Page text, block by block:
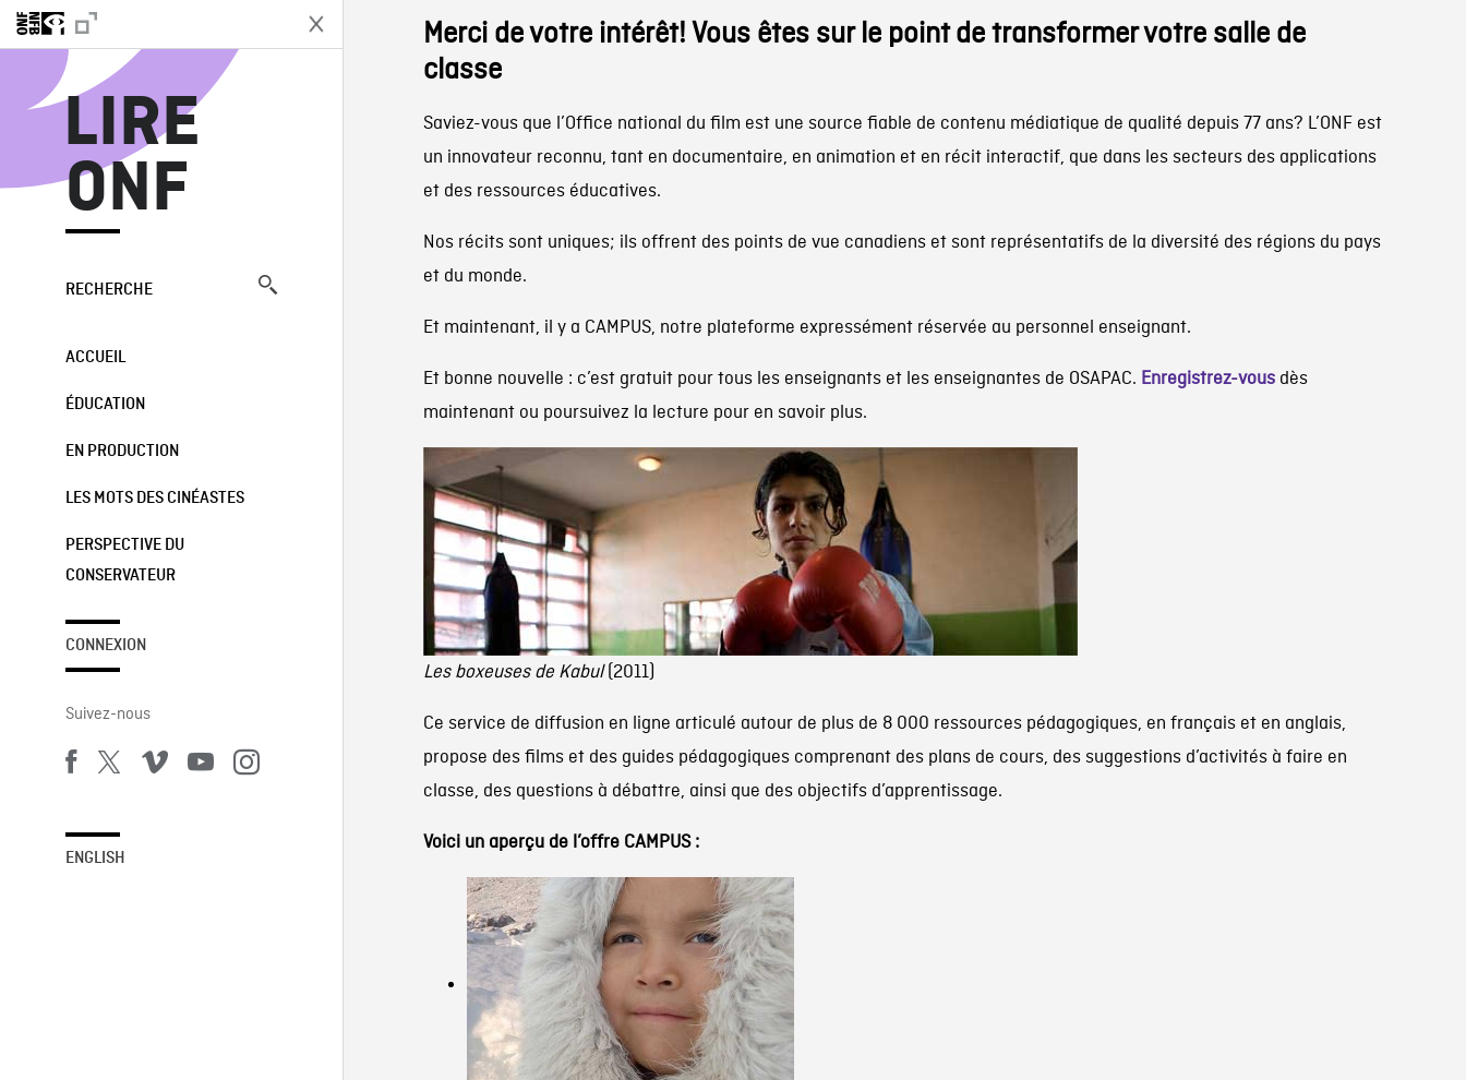
LIRE
ONF
RECHERCHE
ACCUEIL
ÉDUCATION
EN PRODUCTION
LES MOTS DES CINÉASTES
PERSPECTIVE DU
CONSERVATEUR
CONNEXION
Suivez-nous
ENGLISH
Merci de votre intérêt! Vous êtes sur le point de transformer votre salle de
classe
Saviez-vous que l’Office national du film est une source fiable de contenu médiatique de qualité depuis 77 ans? L’ONF est
un innovateur reconnu, tant en documentaire, en animation et en récit interactif, que dans les secteurs des applications
et des ressources éducatives.
Nos récits sont uniques; ils offrent des points de vue canadiens et sont représentatifs de la diversité des régions du pays
et du monde.
Et maintenant, il y a CAMPUS, notre plateforme expressément réservée au personnel enseignant.
Et bonne nouvelle : c’est gratuit pour tous les enseignants et les enseignantes de OSAPAC. Enregistrez-vousdès
maintenant ou poursuivez la lecture pour en savoir plus.
Les boxeuses de Kabul(2011)
Ce service de diffusion en ligne articulé autour de plus de 8 000 ressources pédagogiques, en français et en anglais,
propose des films et des guides pédagogiques comprenant des plans de cours, des suggestions d’activités à faire en
classe, des questions à débattre, ainsi que des objectifs d’apprentissage.
Voici un aperçu de l’offre CAMPUS :